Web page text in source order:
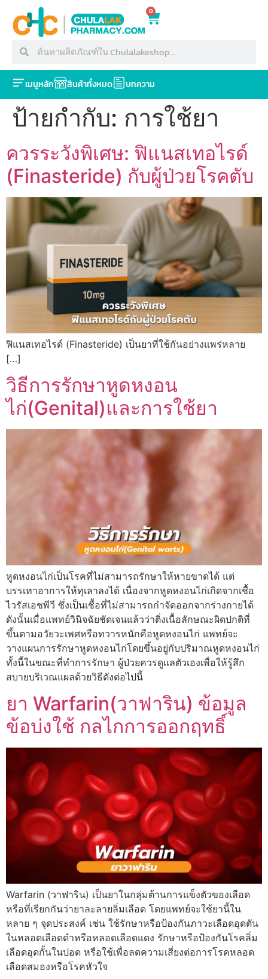
0
เมนูหลัก สินค้าทั้งหมด บทความ
ป้ายกำกับ: การใช้ยา
ควรระวังพิเศษ: ฟิแนสเทอไรด์
(Finasteride) กับผู้ป่วยโรคตับ
ฟิแนสเทอไรด์ (Finasteride) เป็นยาที่ใช้กันอย่างแพร่หลาย
[…]
วิธีการรักษาหูดหงอน
ไก่(Genital)และการใช้ยา
หูดหงอนไก่เป็นโรคที่ไม่สามารถรักษาให้หายขาดได้ แต่
บรรเทาอาการให้ทุเลาลงได้ เนื่องจากหูดหงอนไก่เกิดจากเชื้อ
ไวรัสเอชพีวี ซึ่งเป็นเชื้อที่ไม่สามารถกำจัดออกจากร่างกายได้
ดังนั้นเมื่อแพทย์วินิจฉัยชัดเจนแล้วว่าติ่งเนื้อลักษณะผิดปกติที่
ขึ้นตามอวัยวะเพศหรือทวารหนักคือหูดหงอนไก่ แพทย์จะ
วางแผนการรักษาหูดหงอนไก่โดยขึ้นอยู่กับปริมาณหูดหงอนไก่
ทั้งนี้ในขณะที่ทำการรักษา ผู้ป่วยควรดูแลตัวเองเพื่อให้รู้สึก
สบายบริเวณแผลด้วยวิธีดังต่อไปนี้
ยา Warfarin(วาฟาริน) ข้อมูล
ข้อบ่งใช้ กลไกการออกฤทธิ์
Warfarin (วาฟาริน) เป็นยาในกลุ่มต้านการแข็งตัวของเลือด
หรือที่เรียกกันว่ายาละลายลิ่มเลือด โดยแพทย์จะใช้ยานี้ใน
หลาย ๆ จุดประสงค์ เช่น ใช้รักษาหรือป้องกันภาวะเลือดอุดตัน
ในหลอดเลือดดำหรือหลอดเลือดแดง รักษาหรือป้องกันโรคลิ่ม
เลือดอุดกั้นในปอด หรือใช้เพื่อลดความเสี่ยงต่อการโรคหลอด
เลือดสมองหรือโรคหัวใจ